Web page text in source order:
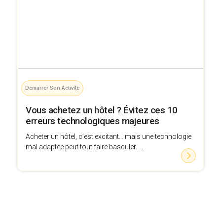
Démarrer Son Activité
Vous achetez un hôtel ? Évitez ces 10
erreurs technologiques majeures
Acheter un hôtel, c’est excitant… mais une technologie
mal adaptée peut tout faire basculer. ...